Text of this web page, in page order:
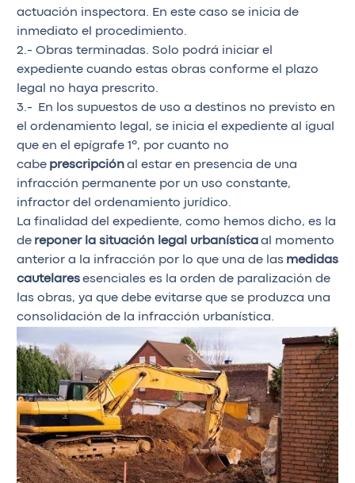
actuación inspectora. En este caso se inicia de
inmediato el procedimiento.
2.- Obras terminadas. Solo podrá iniciar el
expediente cuando estas obras conforme el plazo
legal no haya prescrito.
3.- En los supuestos de uso a destinos no previsto en
el ordenamiento legal, se inicia el expediente al igual
que en el epígrafe 1º, por cuanto no
cabe prescripción al estar en presencia de una
infracción permanente por un uso constante,
infractor del ordenamiento jurídico.
La finalidad del expediente, como hemos dicho, es la
de reponer la situación legal urbanística al momento
anterior a la infracción por lo que una de las medidas
cautelares esenciales es la orden de paralización de
las obras, ya que debe evitarse que se produzca una
consolidación de la infracción urbanística.